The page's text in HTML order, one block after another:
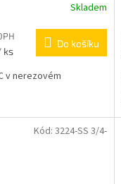
Skladem
ks
Do košíku
v nerezovém
Kód: 3224-SS 3/4-